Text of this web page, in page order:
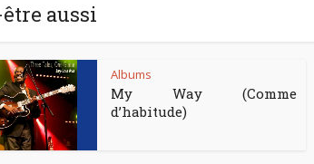
aussi
Albums
My Way (Comme
d’habitude)